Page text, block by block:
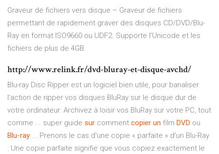
Graveur de fichiers vers disque – Graveur de fichiers
permettant de rapidement graver des disques CD/DVD/Blu-
Ray en format ISO9660 ou UDF2. Supporte l’Unicode et les
fichiers de plus de 4GB.
http://www.relink.fr/dvd-bluray-et-disque-avchd/
Blu-ray Disc Ripper est un logiciel bien utile, pour banaliser
l'action de ripper vos disques BluRay sur le disque dur de
votre ordinateur. Archivez à loisir vos BluRay sur votre PC, tout
comme ... super guide sur comment copier un film DVD ou
Blu-ray ... Prenons le cas d'une copie « parfaite » d'un Blu-Ray
: Une copie parfaite signifie que vous copiez exactement le